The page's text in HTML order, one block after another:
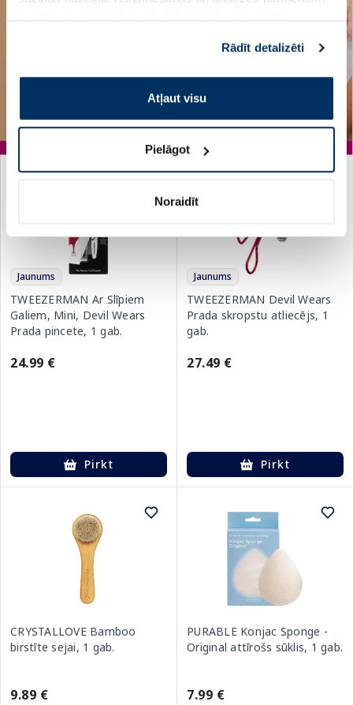
pakalpojumus. Ja piekrītat šo papildu sīkdatņu
izmantošanai, lūdzu, atzīmējiet savu izvēli:
Rādīt detalizēti
Atļaut visu
Pielāgot
Noraidīt
Jaunums
TWEEZERMAN Ar Slīpiem
Galiem, Mini, Devil Wears
Prada pincete, 1 gab.
24.99 €
Pirkt
Jaunums
TWEEZERMAN Devil Wears
Prada skropstu atliecējs, 1
gab.
27.49 €
Pirkt
CRYSTALLOVE Bamboo
birstīte sejai, 1 gab.
9.89 €
PURABLE Konjac Sponge -
Original attīrošs sūklis, 1 gab.
7.99 €